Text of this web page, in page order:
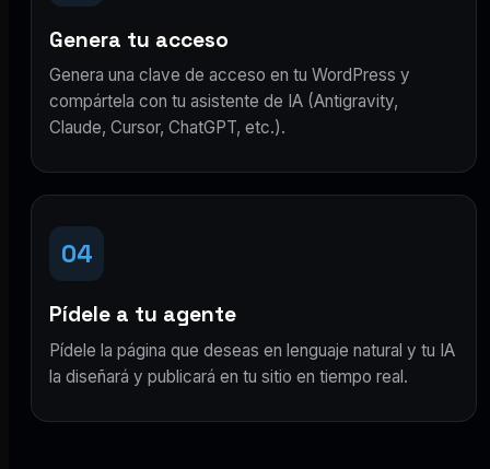
Genera tu acceso
Genera una clave de acceso en tu WordPress y
compártela con tu asistente de IA (Antigravity,
Claude, Cursor, ChatGPT, etc.).
04
Pídele a tu agente
Pídele la página que deseas en lenguaje natural y tu IA
la diseñará y publicará en tu sitio en tiempo real.